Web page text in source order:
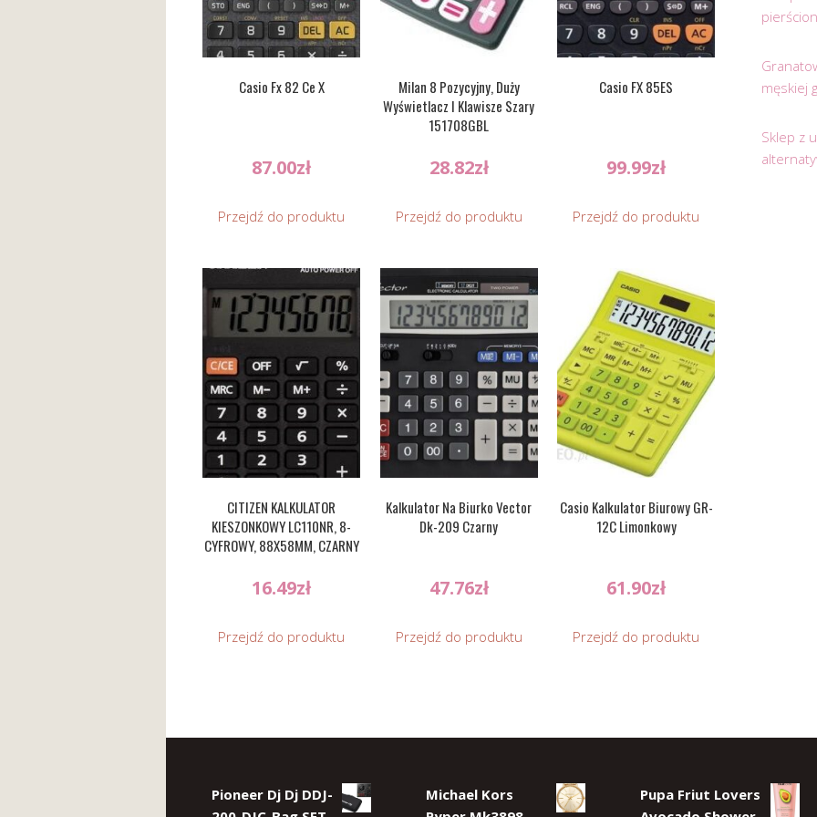
Casio Fx 82 Ce X
87.00zł
Przejdź do produktu
Milan 8 Pozycyjny, Duży
Wyświetlacz I Klawisze Szary
151708GBL
28.82zł
Przejdź do produktu
Casio FX 85ES
99.99zł
Przejdź do produktu
CITIZEN KALKULATOR
KIESZONKOWY LC110NR, 8-
CYFROWY, 88X58MM, CZARNY
16.49zł
Przejdź do produktu
Kalkulator Na Biurko Vector
Dk-209 Czarny
47.76zł
Przejdź do produktu
Casio Kalkulator Biurowy GR-
12C Limonkowy
61.90zł
Przejdź do produktu
męskiej
Sklep z
Pioneer Dj Dj DDJ-
Michael Kors
Pupa Friut Lovers